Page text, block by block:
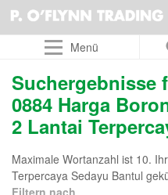
Menü
Suchergebnisse
0884 Harga
2 Lantai
Maximale Wortanzahl ist 10.
Terpercaya Sedayu Bantul
Filtern nach